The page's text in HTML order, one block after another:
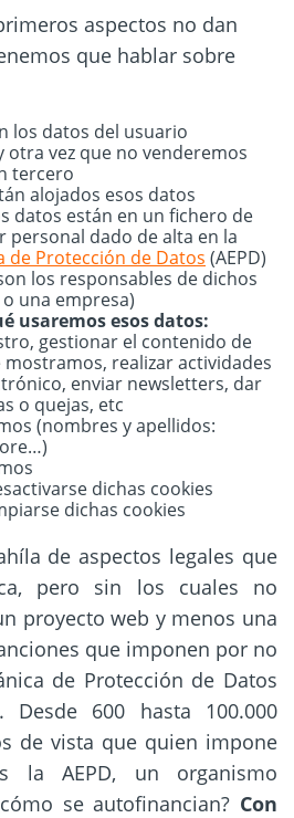
aspectos no dan
que hablar sobre
los datos del usuario
otra vez que no venderemos
tercero
alojados esos datos
datos están en un fichero de
personal dado de alta en la
de Protección de Datos (AEPD)
los responsables de dichos
una empresa)
usaremos esos datos:
gestionar el contenido de
realizar actividades
enviar newsletters, dar
o quejas, etc
(nombres y apellidos:
dichas cookies
dichas cookies
de aspectos legales que
pero sin los cuales no
proyecto web y menos una
que imponen por no
de Protección de Datos
Desde 600 hasta 100.000
de vista que quien impone
la AEPD, un organismo
se autofinancian? Con